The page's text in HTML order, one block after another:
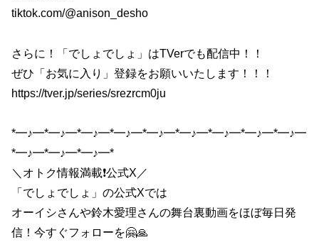
tiktok.com/@anison_desho
さらに！「でしょでしょ」はTVerでも配信中！！
ぜひ「お気に入り」登録をお願いいたします！！！
https://tver.jp/series/srezrcm0ju
*━♪━*━♪━*━♪━*━♪━*━♪━*━♪━*━♪━*━♪━*━♪━
*━♪━*━♪━*━♪━*
＼オトク情報満載❗️公式X／
「でしょでしょ」の公式Xでは
オーイシさんや鈴木愛理さんの舞台裏動画をほぼ毎日発
信！今すぐフォローを🤗🙏